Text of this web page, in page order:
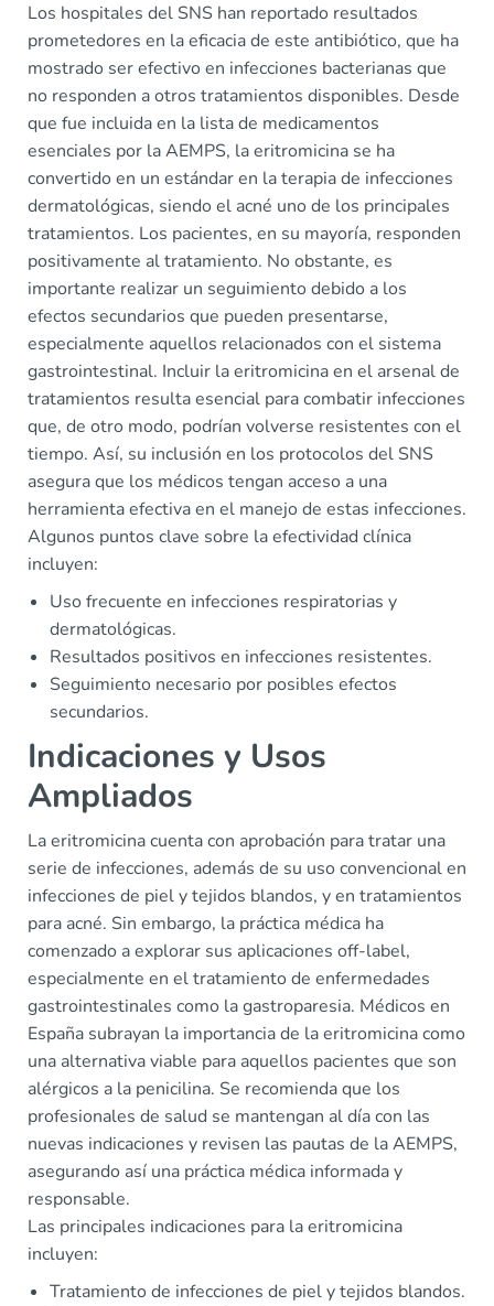
Los hospitales del SNS han reportado resultados
prometedores en la eficacia de este antibiótico, que ha
mostrado ser efectivo en infecciones bacterianas que
no responden a otros tratamientos disponibles. Desde
que fue incluida en la lista de medicamentos
esenciales por la AEMPS, la eritromicina se ha
convertido en un estándar en la terapia de infecciones
dermatológicas, siendo el acné uno de los principales
tratamientos. Los pacientes, en su mayoría, responden
positivamente al tratamiento. No obstante, es
importante realizar un seguimiento debido a los
efectos secundarios que pueden presentarse,
especialmente aquellos relacionados con el sistema
gastrointestinal. Incluir la eritromicina en el arsenal de
tratamientos resulta esencial para combatir infecciones
que, de otro modo, podrían volverse resistentes con el
tiempo. Así, su inclusión en los protocolos del SNS
asegura que los médicos tengan acceso a una
herramienta efectiva en el manejo de estas infecciones.
Algunos puntos clave sobre la efectividad clínica
incluyen:
Uso frecuente en infecciones respiratorias y
dermatológicas.
Resultados positivos en infecciones resistentes.
Seguimiento necesario por posibles efectos
secundarios.
Indicaciones y Usos
Ampliados
La eritromicina cuenta con aprobación para tratar una
serie de infecciones, además de su uso convencional en
infecciones de piel y tejidos blandos, y en tratamientos
para acné. Sin embargo, la práctica médica ha
comenzado a explorar sus aplicaciones off-label,
especialmente en el tratamiento de enfermedades
gastrointestinales como la gastroparesia. Médicos en
España subrayan la importancia de la eritromicina como
una alternativa viable para aquellos pacientes que son
alérgicos a la penicilina. Se recomienda que los
profesionales de salud se mantengan al día con las
nuevas indicaciones y revisen las pautas de la AEMPS,
asegurando así una práctica médica informada y
responsable.
Las principales indicaciones para la eritromicina
incluyen:
Tratamiento de infecciones de piel y tejidos blandos.